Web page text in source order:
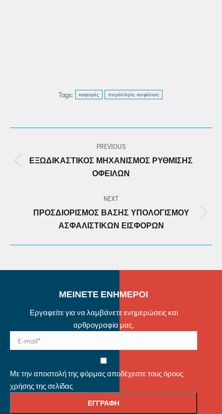
Tags: εισφορές παράλληλη ασφάλιση
PREVIOUS
Previous
post:
ΕΞΩΔΙΚΑΣΤΙΚΌΣ ΜΗΧΑΝΙΣΜΌΣ ΡΎΘΜΙΣΗΣ
ΟΦΕΙΛΏΝ
NEXT
Next
post:
ΠΡΟΣΔΙΟΡΙΣΜΌΣ ΒΆΣΗΣ ΥΠΟΛΟΓΙΣΜΟΎ
ΑΣΦΑΛΙΣΤΙΚΏΝ ΕΙΣΦΟΡΏΝ
ΜΕΙΝΕΤΕ ΕΝΗΜΕΡΟΙ
Εργαφείτε για να λαμβάνετε ενημερώσεις και
αρθρογραφία μας.
Με την αποστολή της φόρμας αποδέχεστε τους όρους
χρήσης της σελίδας